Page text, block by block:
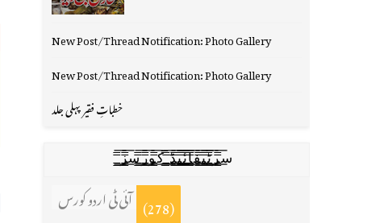
New Post/Thread Notification: Photo Gallery
New Post/Thread Notification: Photo Gallery
خطباتِ فقیر پہلی جلد
س̳̿͟͞ر̳̿͟͞ٹ̳̿͟͞ی̳̿͟͞ف̳̿͟͞ا̳̿͟͞ي̳̳̿ٔ̿͟͟͞͞ی̳̿͟͞ڈ̳̿͟͞ ̳̿͟͞ک̳̿͟͞و̳̿͟͞ر̳̿͟͞س̳̿͟͞ز̳̿͟͞
آئی ٹی اردو کورس (278)